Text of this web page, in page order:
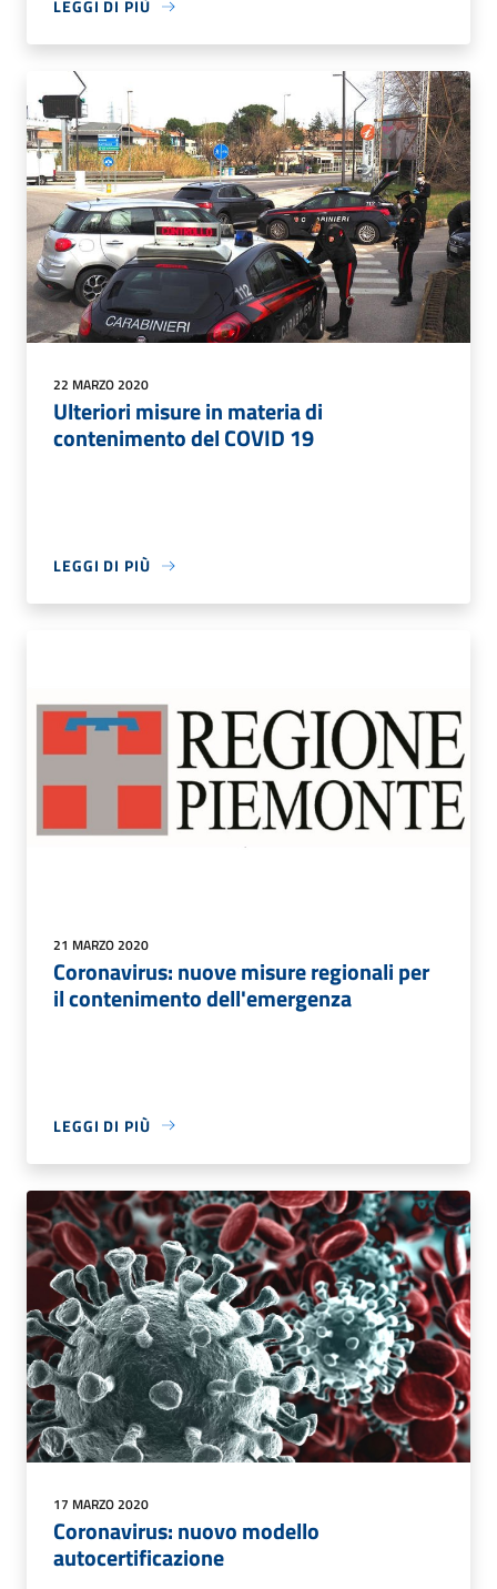
LEGGI DI PIÙ
22 MARZO 2020
Ulteriori misure in materia di
contenimento del COVID 19
LEGGI DI PIÙ
21 MARZO 2020
Coronavirus: nuove misure regionali per
il contenimento dell'emergenza
LEGGI DI PIÙ
17 MARZO 2020
Coronavirus: nuovo modello
autocertificazione